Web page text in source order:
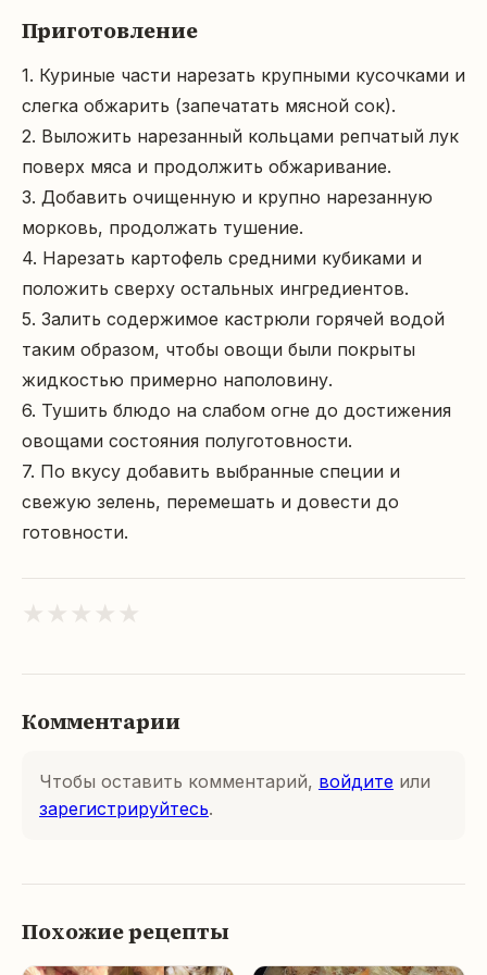
Приготовление
1. Куриные части нарезать крупными кусочками и
слегка обжарить (запечатать мясной сок).
2. Выложить нарезанный кольцами репчатый лук
поверх мяса и продолжить обжаривание.
3. Добавить очищенную и крупно нарезанную
морковь, продолжать тушение.
4. Нарезать картофель средними кубиками и
положить сверху остальных ингредиентов.
5. Залить содержимое кастрюли горячей водой
таким образом, чтобы овощи были покрыты
жидкостью примерно наполовину.
6. Тушить блюдо на слабом огне до достижения
овощами состояния полуготовности.
7. По вкусу добавить выбранные специи и
свежую зелень, перемешать и довести до
готовности.
★ ★ ★ ★ ★
Комментарии
Чтобы оставить комментарий, войдите или
зарегистрируйтесь.
Похожие рецепты